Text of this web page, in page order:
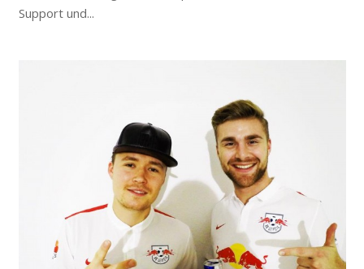
Support und...